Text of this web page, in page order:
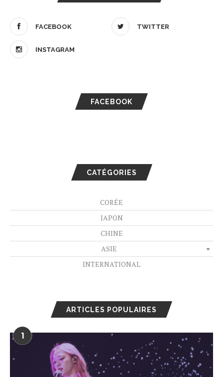
FACEBOOK TWITTER
INSTAGRAM
FACEBOOK
CATÉGORIES
CORÉE
JAPON
CHINE
ASIE
INTERNATIONAL
ARTICLES POPULAIRES
1